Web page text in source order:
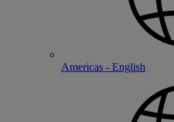
Americas - English